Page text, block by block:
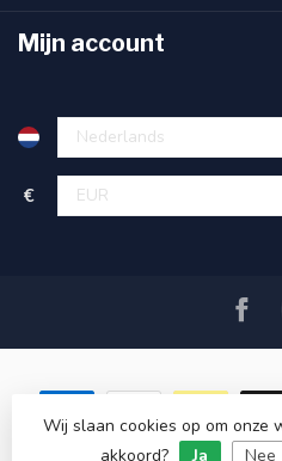
Mijn account
€
© Copyright 2026 SAIL360
Wij slaan cookies op om onze
akkoord?
Ja Nee